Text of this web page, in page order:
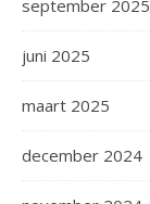
september 2025
juni 2025
maart 2025
december 2024